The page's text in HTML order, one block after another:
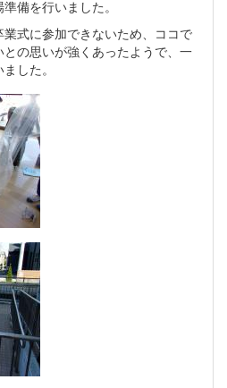
備を行いました。
式に参加できないため、ココで
の思いが強くあったようで、一
した。